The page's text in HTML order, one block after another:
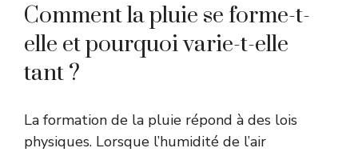
Comment la pluie se forme-t-
elle et pourquoi varie-t-elle
tant ?
La formation de la pluie répond à des lois
physiques. Lorsque l’humidité de l’air